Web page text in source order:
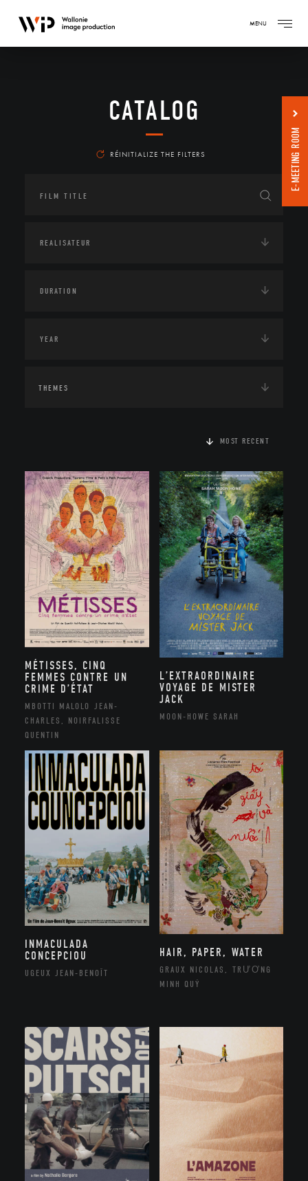
MENU
CATALOG
RÉINITIALIZE THE FILTERS
THEMES
MOST RECENT
MÉTISSES, CINQ
FEMMES CONTRE UN
CRIME D’ÉTAT
MBOTTI MALOLO JEAN-
CHARLES, NOIRFALISSE
QUENTIN
L’EXTRAORDINAIRE
VOYAGE DE MISTER
JACK
MOON-HOWE SARAH
INMACULADA
CONCEPCIOU
UGEUX JEAN-BENOÎT
HAIR, PAPER, WATER
GRAUX NICOLAS, TRƯƠNG
MINH QUÝ
E-MEETING ROOM